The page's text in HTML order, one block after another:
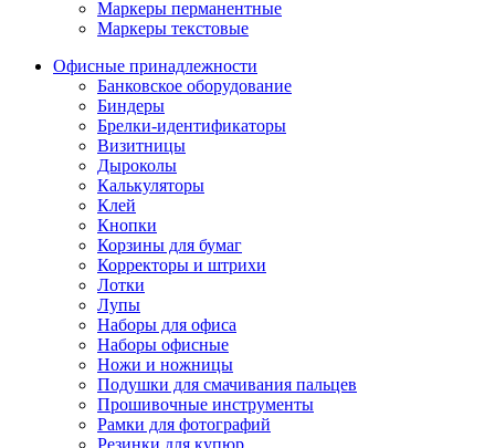
Маркеры перманентные
Маркеры текстовые
Офисные принадлежности
Банковское оборудование
Биндеры
Брелки-идентификаторы
Визитницы
Дыроколы
Калькуляторы
Клей
Кнопки
Корзины для бумаг
Корректоры и штрихи
Лотки
Лупы
Наборы для офиса
Наборы офисные
Ножи и ножницы
Подушки для смачивания пальцев
Прошивочные инструменты
Рамки для фотографий
Резинки для купюр